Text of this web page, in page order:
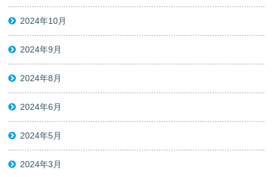
2024年10月
2024年9月
2024年8月
2024年6月
2024年5月
2024年3月